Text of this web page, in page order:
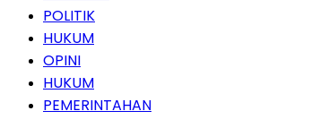
POLITIK
HUKUM
OPINI
HUKUM
PEMERINTAHAN